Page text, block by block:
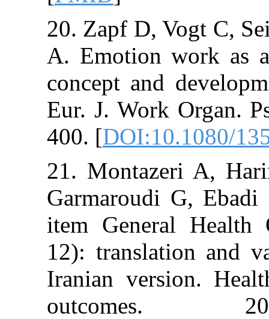
20. Zapf D,
A. Emotion
concept and
Eur. J. Work
400. [
21.
Garmaroudi
item General
12):
Iranian